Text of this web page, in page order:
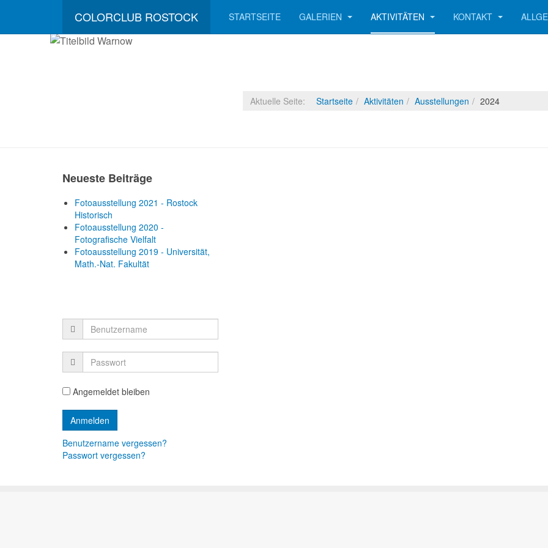
COLORCLUB ROSTOCK STARTSEITE GALERIEN AKTIVITÄTEN KONTAKT
Aktuelle Seite: Startseite Aktivitäten Ausstellungen 2024
Neueste Beiträge
Fotoausstellung 2021 - Rostock
Historisch
Fotoausstellung 2020 -
Fotografische Vielfalt
Fotoausstellung 2019 - Universität,
Math.-Nat. Fakultät
Angemeldet bleiben
Benutzername vergessen?
Passwort vergessen?